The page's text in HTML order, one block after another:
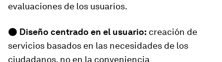
evaluaciones de los usuarios.
● Diseño centrado en el usuario: creación de
servicios basados en las necesidades de los
ciudadanos, no en la conveniencia